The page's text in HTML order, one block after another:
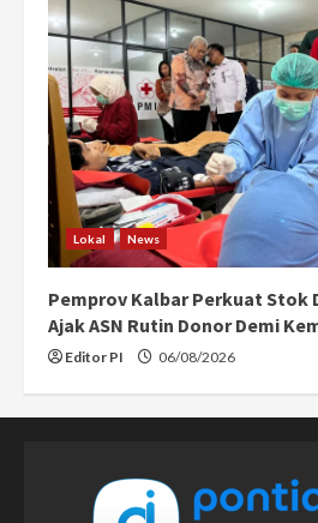
Lokal News
Pemprov Kalbar Perkuat Stok
Ajak ASN Rutin Donor Demi
Editor PI 06/08/2026